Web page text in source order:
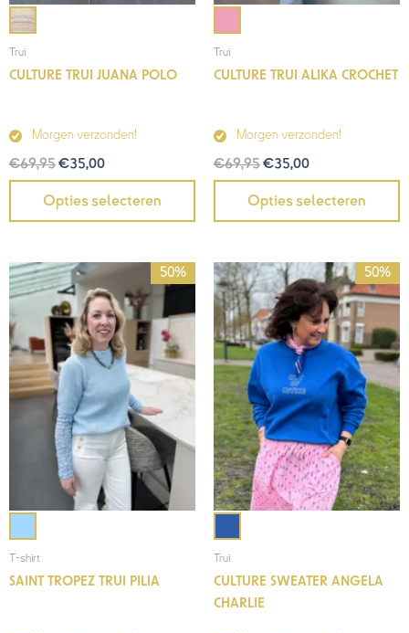
Trui
CULTURE TRUI JUANA POLO
Morgen verzonden!
€69,95€35,00
Opties selecteren
Trui
CULTURE TRUI ALIKA CROCHET
Morgen verzonden!
€69,95€35,00
Opties selecteren
50%
T-shirt
SAINT TROPEZ TRUI PILIA
Oorspronkelijke
prijs
was:
€59,95.
Huidige
prijs
is:
€30,00.
50%
Trui
CULTURE SWEATER ANGELA
CHARLIE
Oorspronkelijke
prijs
was:
€69,95.
Huidige
prijs
is:
€35,00.